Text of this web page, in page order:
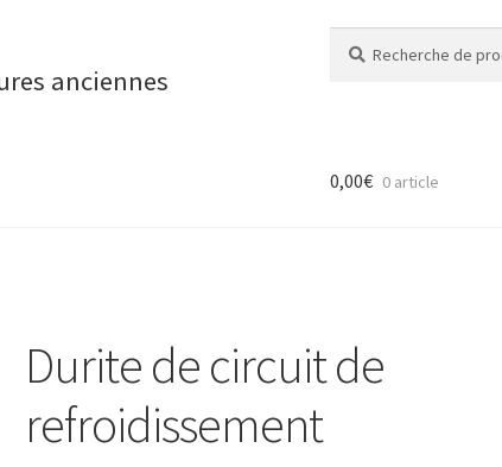
anciennes
pour :
0,00€ 0 article
Durite de circuit de
refroidissement